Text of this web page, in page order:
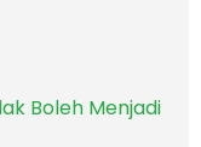
Boleh Menjadi